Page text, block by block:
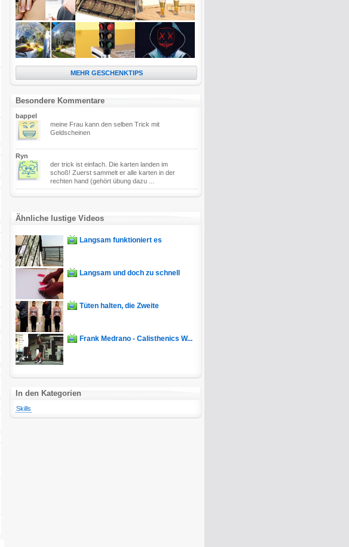
MEHR GESCHENKTIPS
Besondere Kommentare
bappel
meine Frau kann den selben Trick mit
Geldscheinen
Ryn
der trick ist einfach. Die karten landen im
schoß! Zuerst sammelt er alle karten in der
rechten hand (gehört übung dazu ...
Ähnliche lustige Videos
Langsam funktioniert es
Langsam und doch zu schnell
Tüten halten, die Zweite
Frank Medrano - Calisthenics W...
In den Kategorien
Skills